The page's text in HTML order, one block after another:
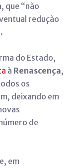
que “não
redução
do Estado,
à Renascença,
os
deixando em
de
em